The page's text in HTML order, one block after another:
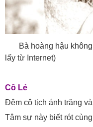
Bà hoàng hậu không
lấy từ Internet)
Cô Lẻ
Đêm cô tịch ánh trăng
Tâm sự này biết rót